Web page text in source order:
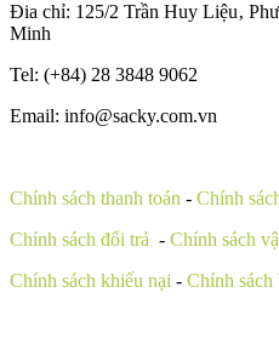
Đia chỉ: 125/2 Trần Huy Liệu‚
Minh
Tel: (+84) 28 3848 9062
Email: info@sacky.com.vn
Chính sách thanh toán - Chính
Chính sách đổi trả - Chính sách
Chính sách khiếu nại - Chính sách